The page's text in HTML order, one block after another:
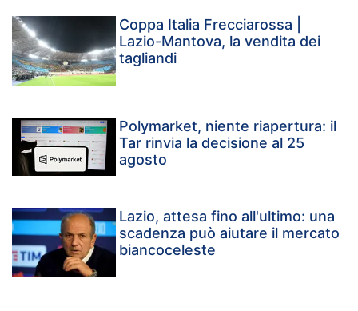
Coppa Italia Frecciarossa |
Lazio-Mantova, la vendita dei
tagliandi
Polymarket, niente riapertura: il
Tar rinvia la decisione al 25
agosto
Lazio, attesa fino all'ultimo: una
scadenza può aiutare il mercato
biancoceleste